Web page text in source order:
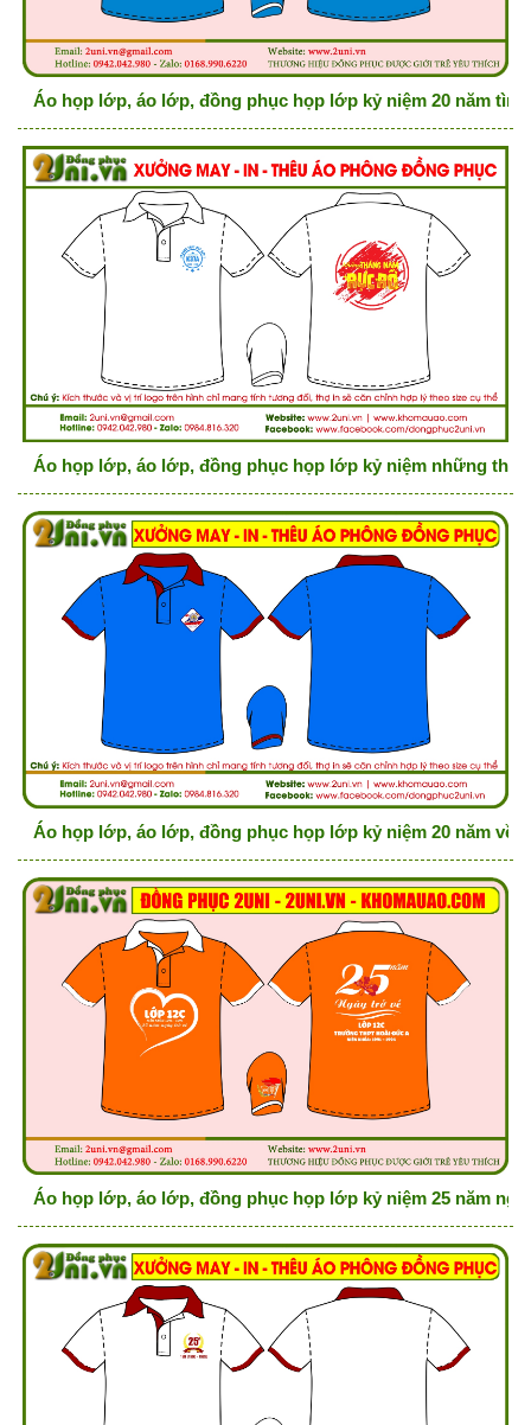
Áo họp lớp, áo lớp, đồng phục họp lớp kỷ niệm 20 năm
Áo họp lớp, áo lớp, đồng phục họp lớp kỷ niệm những
Áo họp lớp, áo lớp, đồng phục họp lớp kỷ niệm 20 năm về
Áo họp lớp, áo lớp, đồng phục họp lớp kỷ niệm 25 năm